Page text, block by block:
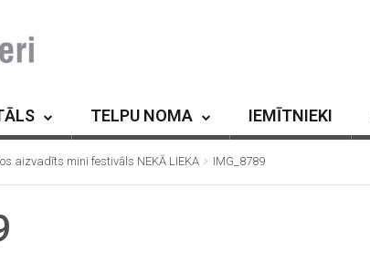
TELPU NOMA IEMĪTNIEKI
aizvadīts mini festivāls NEKĀ LIEKA IMG_8789